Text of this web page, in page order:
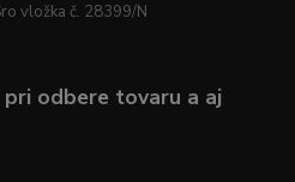
vložka č. 28399/N
odbere tovaru a aj